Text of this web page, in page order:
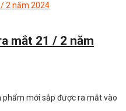
mắt 21 / 2 năm
phẩm mới sắp được ra mắt vào